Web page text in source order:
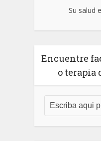
Su salud
Encuentre
o terapia